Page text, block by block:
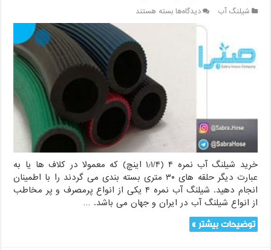
شیلنگ آب دیدگاه‌هابرای
خرید
۳۰
متری)
ارسال
کشور
بسته هستند
خرید شیلنگ آب نمره ۴ (۱٫۱/۴ اینچ) که معمولا در کلاف ها یا به
عبارت دیگر حلقه های ۳۰ متری بسته بندی می گردند را با اطمینان
انجام دهید. شیلنگ آب نمره ۴ یکی از انواع پرمصرف و پر مخاطب
از انواع شیلنگ آب در ایران و جهان می باشد. …
توضیحات بیشتر »